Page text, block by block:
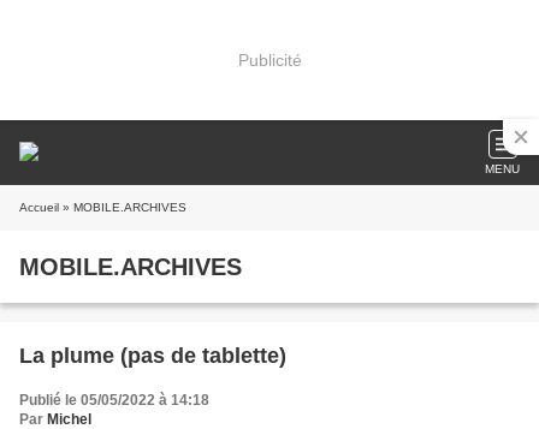
Publicité
MENU
Accueil » MOBILE.ARCHIVES
MOBILE.ARCHIVES
La plume (pas de tablette)
Publié le 05/05/2022 à 14:18
Par Michel